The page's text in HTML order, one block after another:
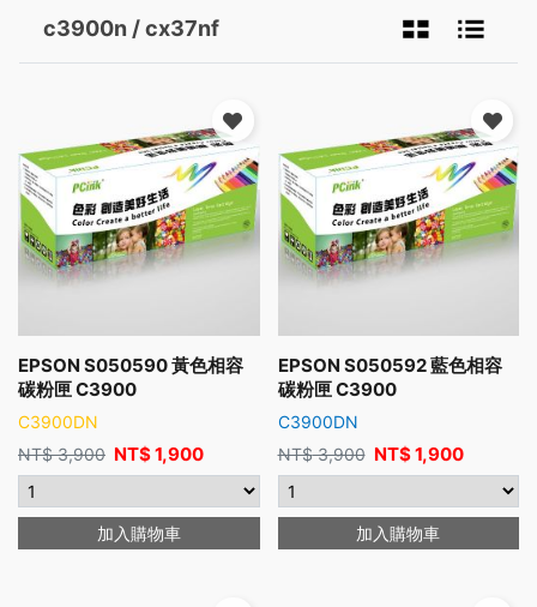
c3900n / cx37nf
EPSON S050590 黃色相容
碳粉匣 C3900
C3900DN
NT$3,900 NT$1,900
加入購物車
EPSON S050592 藍色相容
碳粉匣 C3900
C3900DN
NT$3,900 NT$1,900
加入購物車